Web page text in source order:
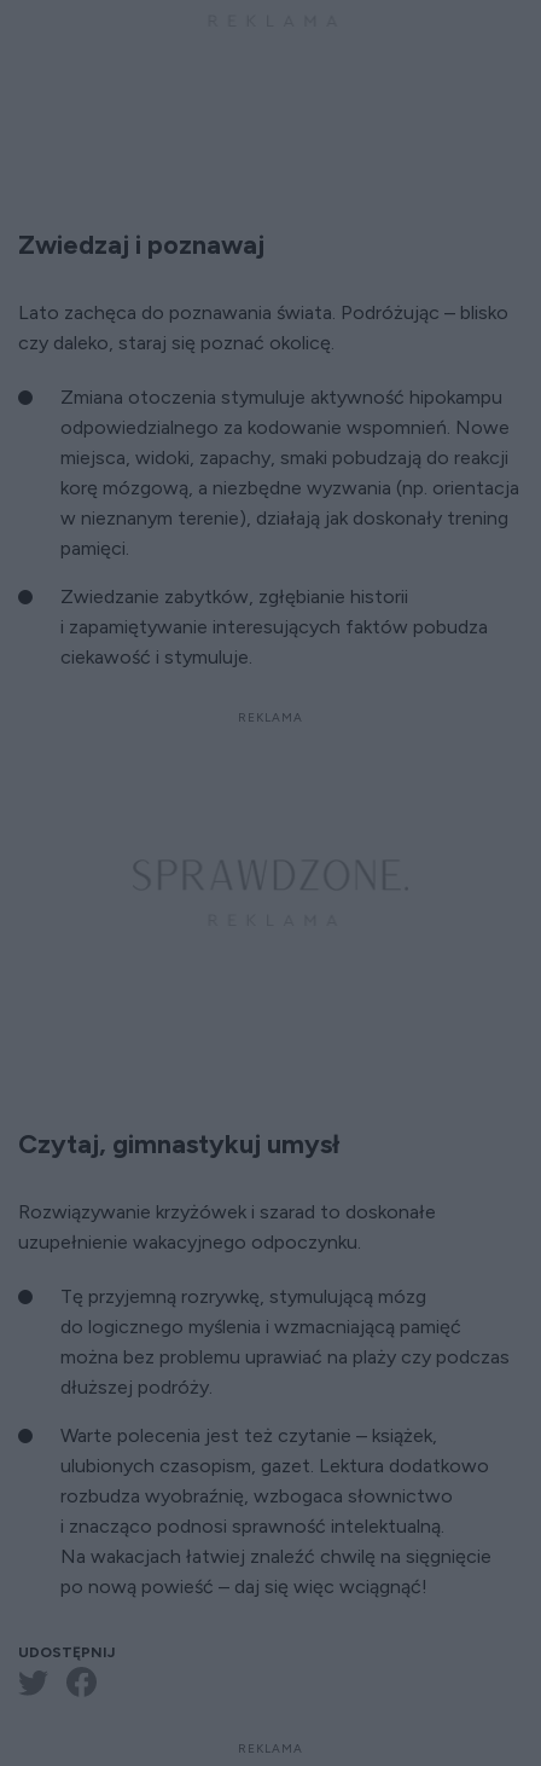
Zwiedzaj i poznawaj
Lato zachęca do poznawania świata. Podróżując – blisko
czy daleko, staraj się poznać okolicę.
Zmiana otoczenia stymuluje aktywność hipokampu
odpowiedzialnego za kodowanie wspomnień. Nowe
miejsca, widoki, zapachy, smaki pobudzają do reakcji
korę mózgową, a niezbędne wyzwania (np. orientacja
w nieznanym terenie), działają jak doskonały trening
pamięci.
Zwiedzanie zabytków, zgłębianie historii
i zapamiętywanie interesujących faktów pobudza
ciekawość i stymuluje.
Czytaj, gimnastykuj umysł
Rozwiązywanie krzyżówek i szarad to doskonałe
uzupełnienie wakacyjnego odpoczynku.
Tę przyjemną rozrywkę, stymulującą mózg
do logicznego myślenia i wzmacniającą pamięć
można bez problemu uprawiać na plaży czy podczas
dłuższej podróży.
Warte polecenia jest też czytanie – książek,
ulubionych czasopism, gazet. Lektura dodatkowo
rozbudza wyobraźnię, wzbogaca słownictwo
i znacząco podnosi sprawność intelektualną.
Na wakacjach łatwiej znaleźć chwilę na sięgnięcie
po nową powieść – daj się więc wciągnąć!
UDOSTĘPNIJ